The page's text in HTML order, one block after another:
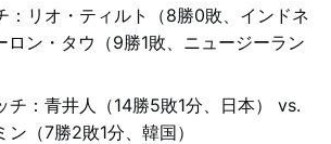
：リオ・ティルト（8勝0敗、インドネ
ロン・タウ（9勝1敗、ニュージーラン
チ：青井人（14勝5敗1分、日本） vs.
（7勝2敗1分、韓国）